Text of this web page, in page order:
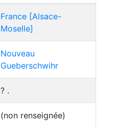
France [Alsace-
Moselle]
Nouveau
Gueberschwihr
? .
(non renseignée)